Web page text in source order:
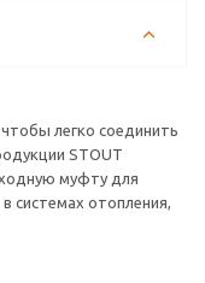
легко соединить
STOUT
муфту для
отопления,